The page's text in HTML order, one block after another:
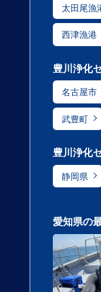
太田尾漁
西津漁港
豊川浄化
名古屋市
武豊町
豊川浄化
静岡県
愛知県の